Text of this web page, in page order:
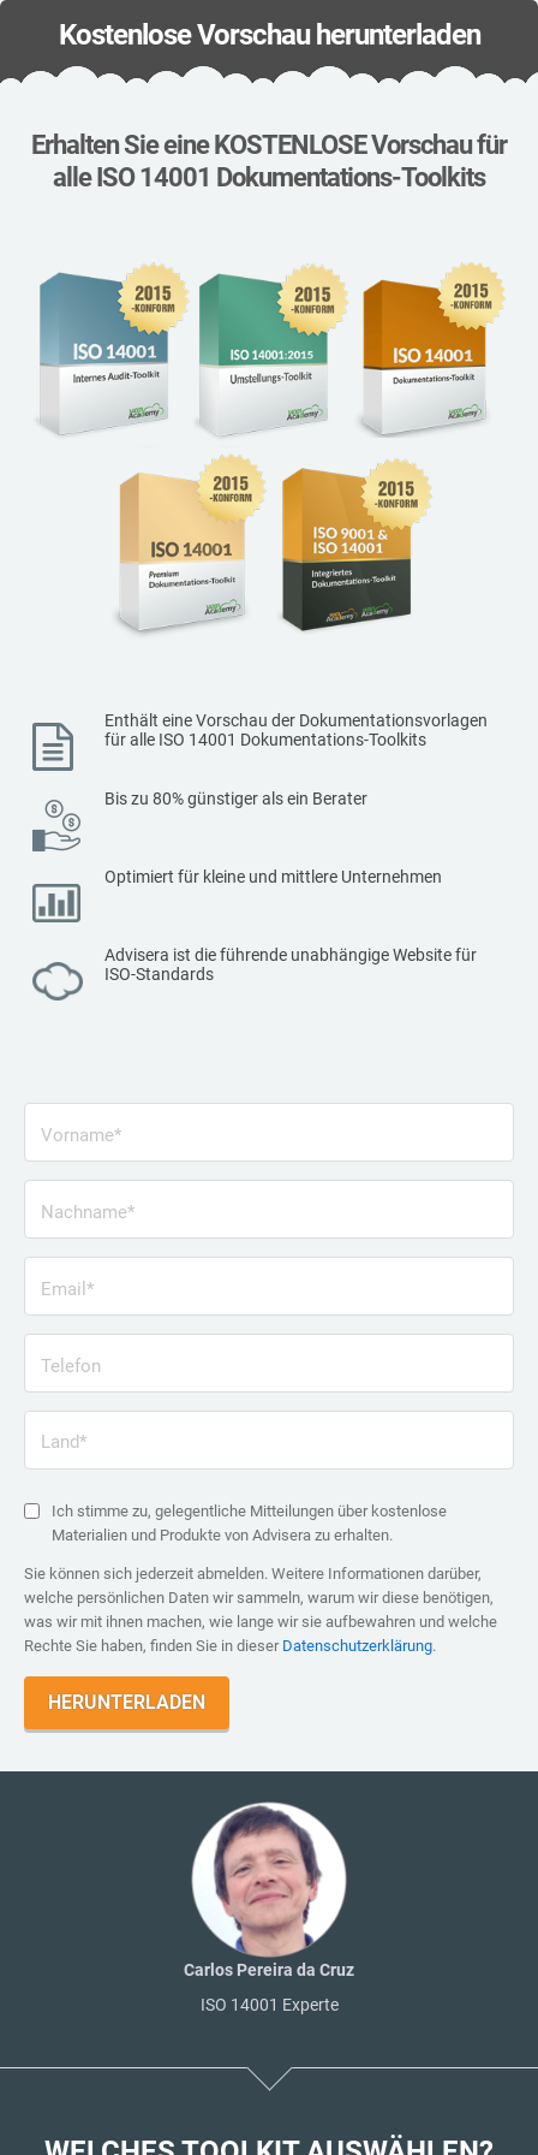
Kostenlose Vorschau herunterladen
Erhalten Sie eine KOSTENLOSE Vorschau für
alle ISO 14001 Dokumentations-Toolkits
Enthält eine Vorschau der Dokumentationsvorlagen
für alle ISO 14001 Dokumentations-Toolkits
Bis zu 80% günstiger als ein Berater
Optimiert für kleine und mittlere Unternehmen
Advisera ist die führende unabhängige Website für
ISO-Standards
Vorname*
Nachname*
Email*
Telefon
Land*
Ich stimme zu, gelegentliche Mitteilungen über kostenlose
Materialien und Produkte von Advisera zu erhalten.
Sie können sich jederzeit abmelden. Weitere Informationen darüber,
welche persönlichen Daten wir sammeln, warum wir diese benötigen,
was wir mit ihnen machen, wie lange wir sie aufbewahren und welche
Rechte Sie haben, finden Sie in dieser Datenschutzerklärung.
Carlos Pereira da Cruz
ISO 14001 Experte